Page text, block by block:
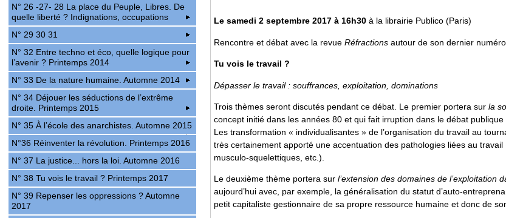
Le samedi 2 septembre 2017 à 16h30 à la librairie Publico (Paris)
Rencontre et débat avec la revue Réfractions autour de son dernier
Tu vois le travail ?
Dépasser le travail : souffrances, exploitation, dominations
Trois thèmes seront discutés pendant ce débat. Le premier portera sur la
concept initié dans les années 80 et qui fait irruption dans le débat publique
Les transformation « individualisantes » de l’organisation du travail au
très certainement apporté une accentuation des pathologies liées au
musculo-squelettiques, etc.).
Le deuxième thème portera sur l’extension des domaines de l’exploitation
aujourd’hui avec, par exemple, la généralisation du statut d’auto-
petit capitaliste gestionnaire de sa propre ressource humaine et donc de
N° 26 -27- 28 La place du Peuple, Libres. De
quelle liberté ? Indignations, occupations
N° 29 30 31
N° 32 Entre techno et éco, quelle logique pour
l’avenir ? Printemps 2014
N° 33 De la nature humaine. Automne 2014
N° 34 Déjouer les séductions de l’extrême
droite. Printemps 2015
N° 35 À l’école des anarchistes. Automne 2015
N°36 Réinventer la révolution. Printemps 2016
N° 37 La justice... hors la loi. Automne 2016
N° 38 Tu vois le travail ? Printemps 2017
N° 39 Repenser les oppressions ? Automne
2017